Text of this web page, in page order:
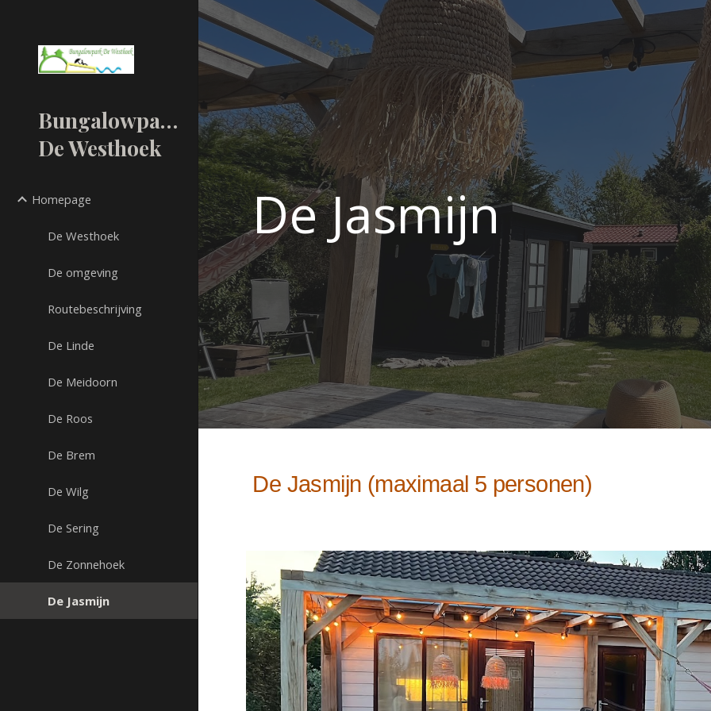
Skip to main content Skip to
Bungalowpark
De Westhoek
Homepage
De Westhoek
De omgeving
Routebeschrijving
De Linde
De Meidoorn
De Roos
De Brem
De Wilg
De Sering
De Zonnehoek
De Jasmijn
De Jasmijn
De Jasmijn (maximaal 5 personen)